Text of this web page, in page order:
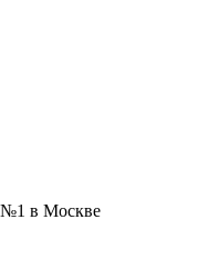
№1 в Москве